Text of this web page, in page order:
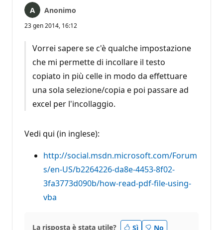
Anonimo
23 gen 2014, 16:12
Vorrei sapere se c'è qualche impostazione
che mi permette di incollare il testo
copiato in più celle in modo da effettuare
una sola selezione/copia e poi passare ad
excel per l'incollaggio.
Vedi qui (in inglese):
http://social.msdn.microsoft.com/Forum
s/en-US/b2264226-da8e-4453-8f02-
3fa3773d090b/how-read-pdf-file-using-
vba
La risposta è stata utile? Sì
No